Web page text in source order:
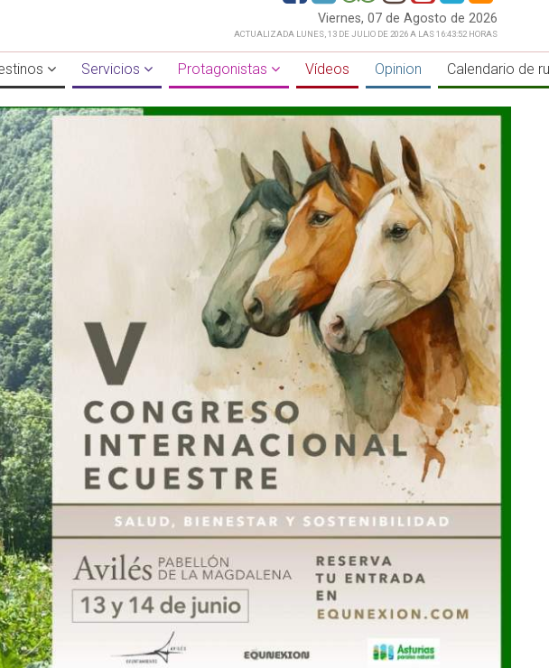
Viernes, 07 de Agosto de 2026
ACTUALIZADA LUNES, 13 DE JULIO DE 2026 A LAS 16:43:52 HORAS
Servicios Protagonistas Vídeos Opinion Calendario de